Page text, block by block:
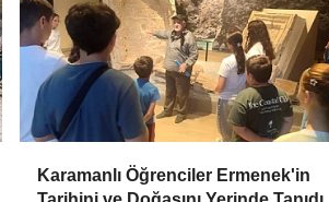
Karamanlı Öğrenciler Ermenek'in